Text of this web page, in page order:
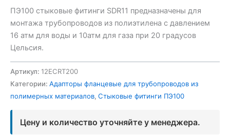
ПЭ100 стыковые фитинги SDR11 предназначены для
монтажа трубопроводов из полиэтилена с давлением
16 атм для воды и 10атм для газа при 20 градусов
Цельсия.
Артикул: 12ECRT200
Категории: Адапторы фланцевые для трубопроводов из
полимерных материалов, Стыковые фитинги ПЭ100
Цену и количество уточняйте у менеджера.